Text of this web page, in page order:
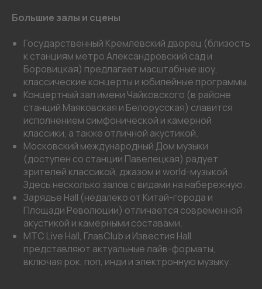
Большие залы и сцены
Государственный Кремлёвский дворец (близость
к станциям метро Александровский сад и
Боровицкая) предлагает масштабные шоу,
классические концерты и юбилейные программы.
Концертный зал имени Чайковского (в районе
станций Маяковская и Белорусская) славится
исполнением симфонической и камерной
классики, а также отличной акустикой.
Московский международный Дом музыки
(доступен со станции Павелецкая) радует
зрителей классикой, джазом и world-музыкой.
Здесь несколько залов с видами на набережную.
Зарядье Hall (недалеко от Китай-города и
Площади Революции) отличается современной
акустикой и камерными составами.
МТС Live Hall, ГлавClub и Известия Hall
представляют актуальные лайв-форматы,
включая рок, поп, инди и электронную музыку.